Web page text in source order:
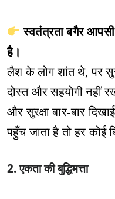
स्वतंत्रता बगैर आपसी
है।
लैश के लोग शांत थे, पर
दोस्त और सहयोगी नहीं
और सुरक्षा बार‑बार
पहुँच जाता है तो हर कोई
2. एकता की बुद्धिमत्ता